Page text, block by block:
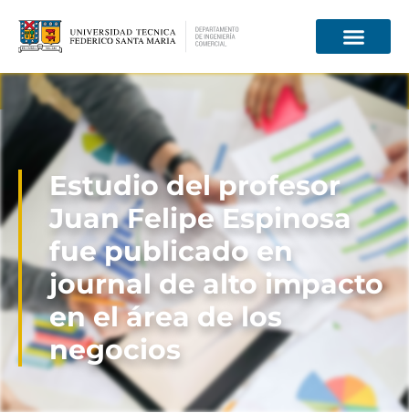
Estudio del profesor
Juan Felipe Espinosa
fue publicado en
journal de alto impacto
en el área de los
negocios